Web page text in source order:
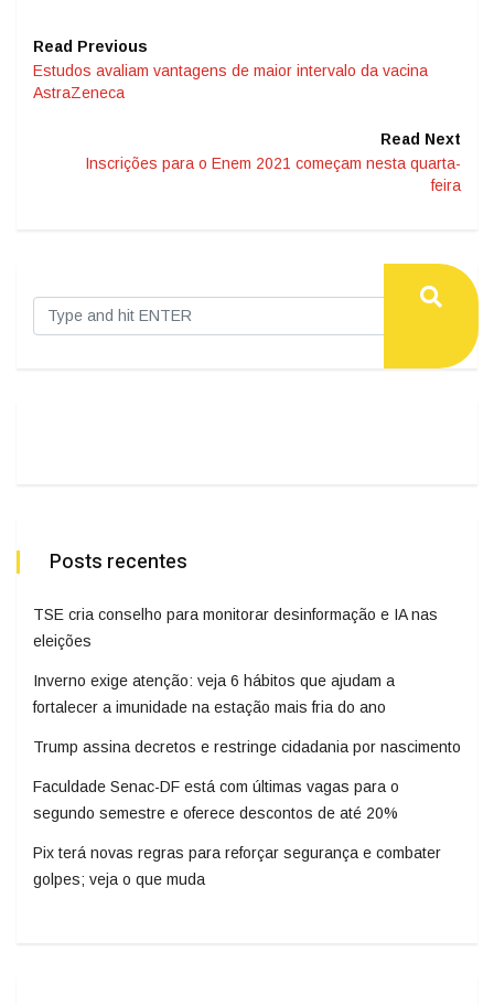
Read Previous
Estudos avaliam vantagens de maior intervalo da vacina
AstraZeneca
Read Next
Inscrições para o Enem 2021 começam nesta quarta-
feira
Posts recentes
TSE cria conselho para monitorar desinformação e IA nas
eleições
Inverno exige atenção: veja 6 hábitos que ajudam a
fortalecer a imunidade na estação mais fria do ano
Trump assina decretos e restringe cidadania por nascimento
Faculdade Senac-DF está com últimas vagas para o
segundo semestre e oferece descontos de até 20%
Pix terá novas regras para reforçar segurança e combater
golpes; veja o que muda